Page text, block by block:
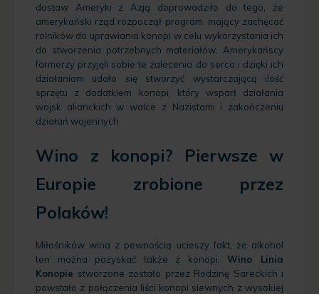
dostaw Ameryki z Azją doprowadziło do tego, że
amerykański rząd rozpoczął program, mający zachęcać
rolników do uprawiania konopi w celu wykorzystania ich
do stworzenia potrzebnych materiałów. Amerykańscy
farmerzy przyjęli sobie te zalecenia do serca i dzięki ich
działaniom udało się stworzyć wystarczającą ilość
sprzętu z dodatkiem konopi, który wsparł działania
wojsk alianckich w walce z Nazistami i zakończeniu
działań wojennych.
Wino z konopi? Pierwsze w
Europie zrobione przez
Polaków!
Miłośników wina z pewnością ucieszy fakt, że alkohol
ten można pozyskać także z konopi.Wino Linia
Konopie stworzone zostało przez Rodzinę Sareckich i
powstało z połączenia liści konopi siewnych z wysokiej